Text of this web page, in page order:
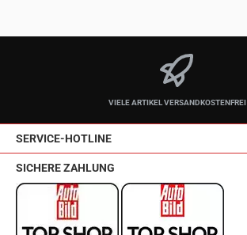
VIELE ARTIKEL VERSANDKOSTENFREI
SERVICE-HOTLINE
SICHERE ZAHLUNG